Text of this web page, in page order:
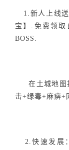
1.新人上线送
宝】.免费领
BOSS.
在土城地图
击+绿毒+麻痹+
2.快速发展